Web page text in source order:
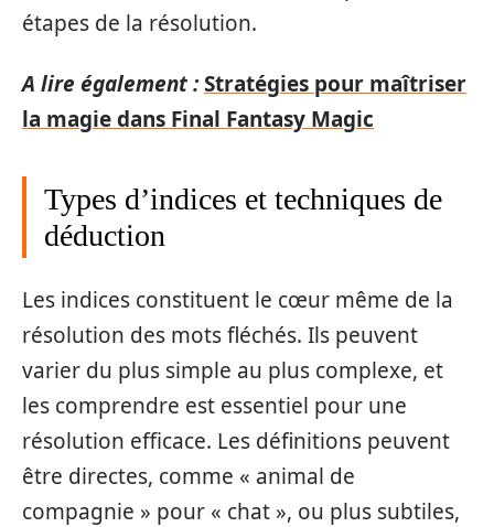
étapes de la résolution.
A lire également :Stratégies pour maîtriser
la magie dans Final Fantasy Magic
Types d’indices et techniques de
déduction
Les indices constituent le cœur même de la
résolution des mots fléchés. Ils peuvent
varier du plus simple au plus complexe, et
les comprendre est essentiel pour une
résolution efficace. Les définitions peuvent
être directes, comme « animal de
compagnie » pour « chat », ou plus subtiles,